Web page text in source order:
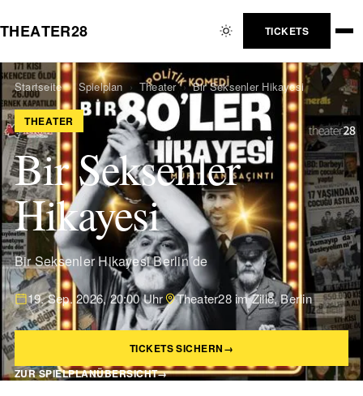
THEATER28 TICKETS
Startseite › Spielplan › Theater › Bir Seksenler Hikayesi
THEATER
Bir Seksenler
Hikayesi
Bir Seksenler Hikayesi Berlin´de
19. Sep. 2026, 20:00 Uhr Theater28 im Zille, Berlin
TICKETS SICHERN→
ZUR SPIELPLANÜBERSICHT→